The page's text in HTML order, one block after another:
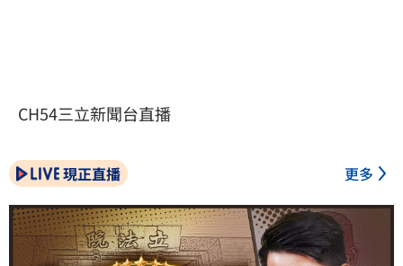
CH54三立新聞台直播
現正直播 更多